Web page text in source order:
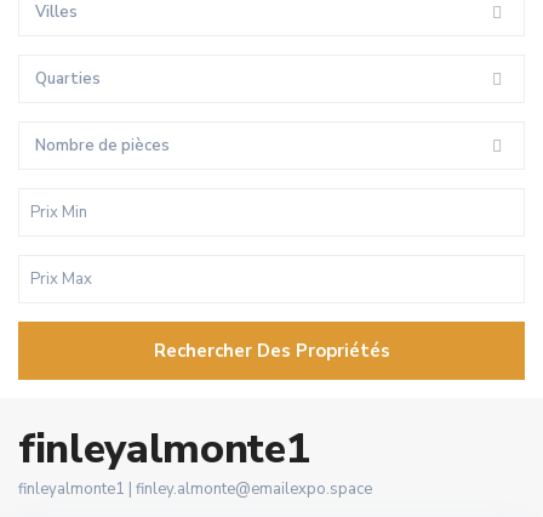
Villes
Quarties
Nombre de pièces
Rechercher Des Propriétés
finleyalmonte1
finleyalmonte1 | finley.almonte@emailexpo.space